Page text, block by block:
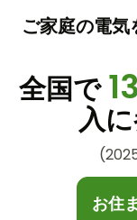
ご家庭の電
全国で
入
お住